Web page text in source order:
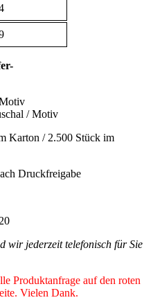
/ Motiv
Karton / 2.500 Stück im
Druckfreigabe
wir jederzeit telefonisch für Sie
Produktanfrage auf den roten
Vielen Dank.